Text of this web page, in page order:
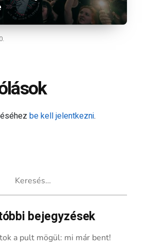
be kell jelentkezni.
bejegyzések
a pult mögül: mi már bent!